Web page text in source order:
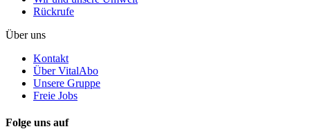
Rückrufe
Über uns
Kontakt
Über VitalAbo
Unsere Gruppe
Freie Jobs
Folge uns auf